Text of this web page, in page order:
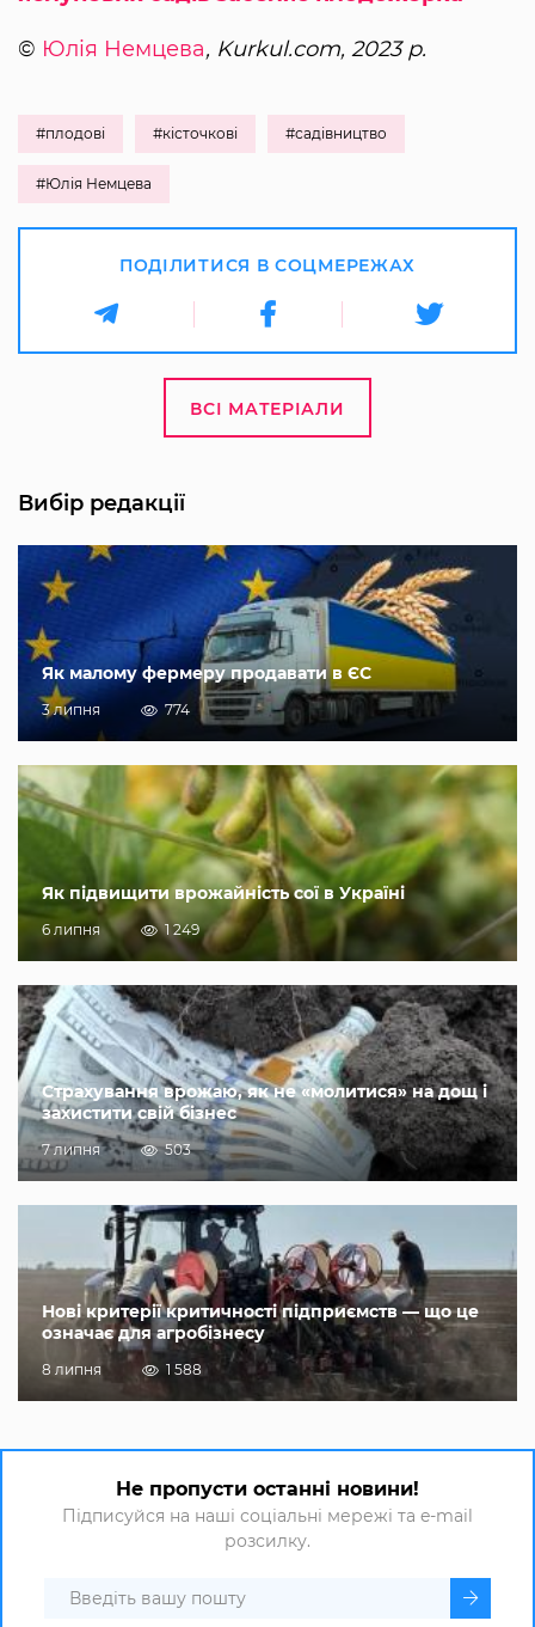
© Юлія Немцева, Kurkul.com, 2023 р.
#плодові #кісточкові #садівництво
#Юлія Немцева
ПОДІЛИТИСЯ В СОЦМЕРЕЖАХ
ВСІ МАТЕРІАЛИ
Вибір редакції
Як малому фермеру продавати в ЄС
3 липня 774
Як підвищити врожайність сої в Україні
6 липня 1 249
Страхування врожаю, як не «молитися» на дощ і
захистити свій бізнес
7 липня 503
Нові критерії критичності підприємств — що це
означає для агробізнесу
8 липня 1 588
Не пропусти останні новини!
Підписуйся на наші соціальні мережі та e-mail
розсилку.